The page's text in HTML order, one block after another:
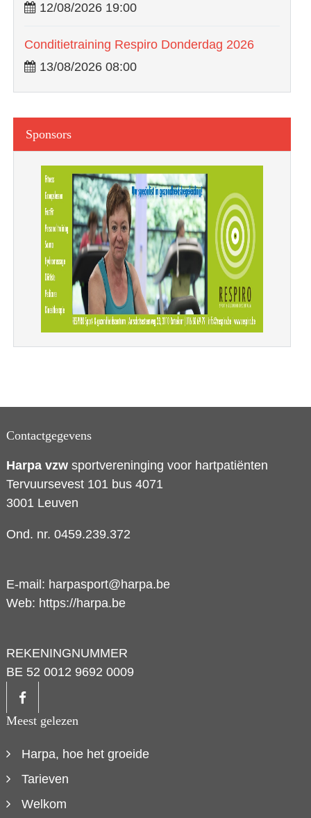
12/08/2026 19:00
Conditietraining Respiro Donderdag 2026
13/08/2026 08:00
Sponsors
Contactgegevens
Harpa vzw sportvereninging voor hartpatiënten
Tervuursevest 101 bus 4071
3001 Leuven
Ond. nr. 0459.239.372
E-mail: harpasport@harpa.be
Web: https://harpa.be
REKENINGNUMMER
BE 52 0012 9692 0009
Meest gelezen
Harpa, hoe het groeide
Tarieven
Welkom